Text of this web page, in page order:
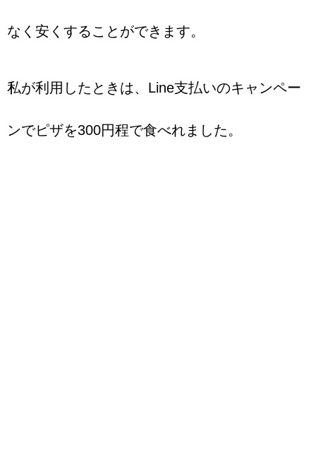
なく安くすることができます。
私が利用したときは、Line支払いのキャンペー
ンでピザを300円程で食べれました。